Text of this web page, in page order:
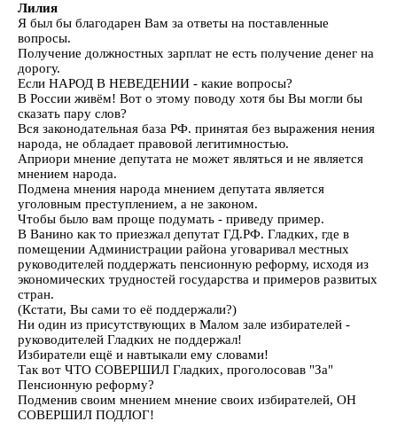
Лилия
Я был бы благодарен Вам за ответы на поставленные
вопросы.
Получение должностных зарплат не есть получение денег на
дорогу.
Если НАРОД В НЕВЕДЕНИИ - какие вопросы?
В России живём! Вот о этому поводу хотя бы Вы могли бы
сказать пару слов?
Вся законодательная база РФ. принятая без выражения нения
народа, не обладает правовой легитимностью.
Априори мнение депутата не может являться и не является
мнением народа.
Подмена мнения народа мнением депутата является
уголовным преступлением, а не законом.
Чтобы было вам проще подумать - приведу пример.
В Ванино как то приезжал депутат ГД.РФ. Гладких, где в
помещении Администрации района уговаривал местных
руководителей поддержать пенсионную реформу, исходя из
экономических трудностей государства и примеров развитых
стран.
(Кстати, Вы сами то её поддержали?)
Ни один из присутствующих в Малом зале избирателей -
руководителей Гладких не поддержал!
Избиратели ещё и навтыкали ему словами!
Так вот ЧТО СОВЕРШИЛ Гладких, проголосовав "За"
Пенсионную реформу?
Подменив своим мнением мнение своих избирателей, ОН
СОВЕРШИЛ ПОДЛОГ!